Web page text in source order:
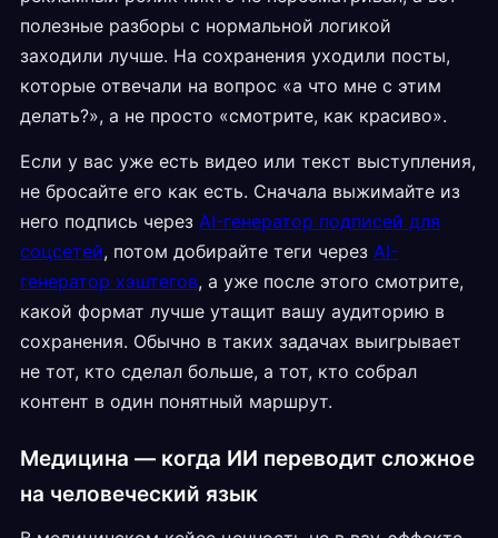
полезные разборы с нормальной логикой
заходили лучше. На сохранения уходили посты,
которые отвечали на вопрос «а что мне с этим
делать?», а не просто «смотрите, как красиво».
Если у вас уже есть видео или текст выступления,
не бросайте его как есть. Сначала выжимайте из
него подпись через AI-генератор подписей для
соцсетей, потом добирайте теги через AI-
генератор хэштегов, а уже после этого смотрите,
какой формат лучше утащит вашу аудиторию в
сохранения. Обычно в таких задачах выигрывает
не тот, кто сделал больше, а тот, кто собрал
контент в один понятный маршрут.
Медицина — когда ИИ переводит сложное
на человеческий язык